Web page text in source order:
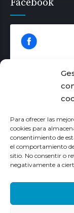
Para ofrecer las
cookies para
consentimiento de
el comportamiento
sitio. No consentir o
negativamente a
Facebook
Haz